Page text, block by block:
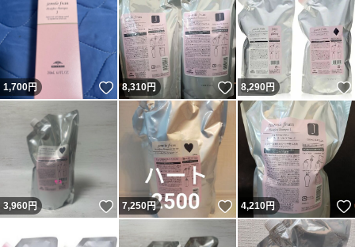
1,700円 いいね！
8,310円 いいね！
8,290円
3,960円 いいね！
7,250円 いいね！
4,210円